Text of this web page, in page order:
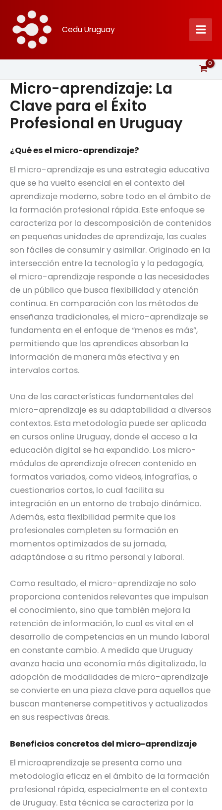
contenido
Cedu Uruguay
Micro-aprendizaje: La
Clave para el Éxito
Profesional en Uruguay
¿Qué es el micro-aprendizaje?
El micro-aprendizaje es una estrategia educativa
que se ha vuelto esencial en el contexto del
aprendizaje moderno, sobre todo en el ámbito de
la formación profesional rápida. Este enfoque se
caracteriza por la descomposición de contenidos
en pequeñas unidades de aprendizaje, las cuales
son fáciles de consumir y asimilar. Originado en la
intersección entre la tecnología y la pedagogía,
el micro-aprendizaje responde a las necesidades
de un público que busca flexibilidad y atención
continua. En comparación con los métodos de
enseñanza tradicionales, el micro-aprendizaje se
fundamenta en el enfoque de “menos es más”,
permitiendo que los aprendices absorban la
información de manera más efectiva y en
intervalos cortos.
Una de las características fundamentales del
micro-aprendizaje es su adaptabilidad a diversos
contextos. Esta metodología puede ser aplicada
en cursos online Uruguay, donde el acceso a la
educación digital se ha expandido. Los micro-
módulos de aprendizaje ofrecen contenido en
formatos variados, como videos, infografías, o
cuestionarios cortos, lo cual facilita su
integración en un entorno de trabajo dinámico.
Además, esta flexibilidad permite que los
profesionales completen su formación en
momentos optimizados de su jornada,
adaptándose a su ritmo personal y laboral.
Como resultado, el micro-aprendizaje no solo
proporciona contenidos relevantes que impulsan
el conocimiento, sino que también mejora la
retención de información, lo cual es vital en el
desarrollo de competencias en un mundo laboral
en constante cambio. A medida que Uruguay
avanza hacia una economía más digitalizada, la
adopción de modalidades de micro-aprendizaje
se convierte en una pieza clave para aquellos que
buscan mantenerse competitivos y actualizados
en sus respectivas áreas.
Beneficios concretos del micro-aprendizaje
El microaprendizaje se presenta como una
metodología eficaz en el ámbito de la formación
profesional rápida, especialmente en el contexto
de Uruguay. Esta técnica se caracteriza por la